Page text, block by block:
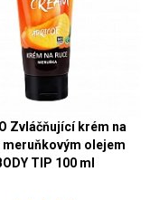
Zvláčňující krém na
meruňkovým olejem
TIP 100 ml